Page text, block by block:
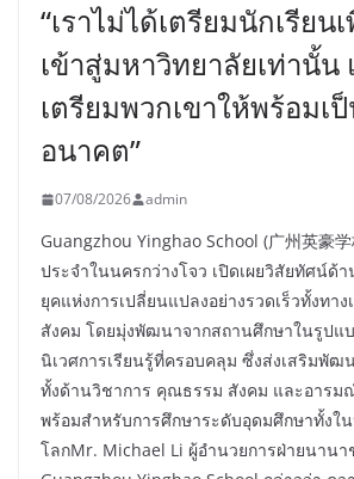
“เราไม่ได้เตรียมนักเรียน
เข้าสู่มหาวิทยาลัยเท่านั้น
เตรียมพวกเขาให้พร้อมเ
อนาคต”
07/08/2026 admin
Guangzhou Yinghao School (广州英豪
ประจำในนครกว่างโจว เปิดเผยวิสัยทัศน์ด้
ยุคแห่งการเปลี่ยนแปลงอย่างรวดเร็วทั้งทา
สังคม โดยมุ่งพัฒนาจากสถานศึกษาในรูปแ
นิเวศการเรียนรู้ที่ครอบคลุม ซึ่งส่งเสริมพัฒ
ทั้งด้านวิชาการ คุณธรรม สังคม และอารม
พร้อมสำหรับการศึกษาระดับอุดมศึกษาทั้งใ
โลกMr. Michael Li ผู้อำนวยการฝ่ายนานา